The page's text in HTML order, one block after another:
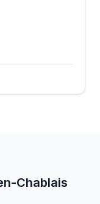
Chablais